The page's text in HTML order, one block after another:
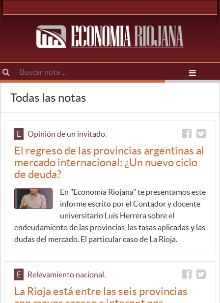
Todas las notas
E Opinión de un invitado.
El regreso de las provincias argentinas al
mercado internacional: ¿Un nuevo ciclo
de deuda?
En "Economía Riojana" te presentamos este
informe escrito por el Contador y docente
universitario Luis Herrera sobre el
endeudamiento de las provincias, las tasas aplicadas y las
dudas del mercado. El particular caso de La Rioja.
E Relevamiento nacional.
La Rioja está entre las seis provincias